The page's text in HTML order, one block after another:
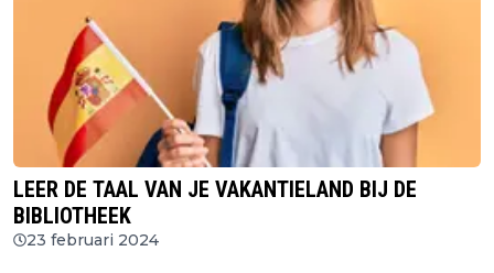
LEER DE TAAL VAN JE VAKANTIELAND BIJ DE
BIBLIOTHEEK
23 februari 2024